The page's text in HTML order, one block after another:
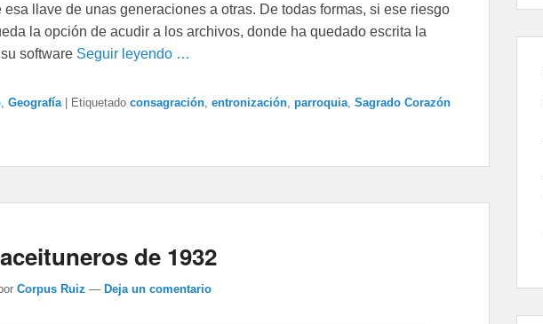
llave de unas generaciones a otras. De todas formas, si ese riesgo
la opción de acudir a los archivos, donde ha quedado escrita la
software Seguir leyendo …
Geografía | Etiquetado consagración entronización parroquia Sagrado Corazón
de 1932
Corpus Ruiz — Deja un comentario